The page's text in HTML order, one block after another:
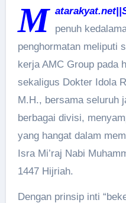
M penuh
penghormatan meliputi
kerja AMC Group pada
sekaligus Dokter Idola
M.H., bersama seluruh
berbagai divisi,
yang hangat dalam
Isra Mi’raj Nabi
1447 Hijriah.
Dengan prinsip inti